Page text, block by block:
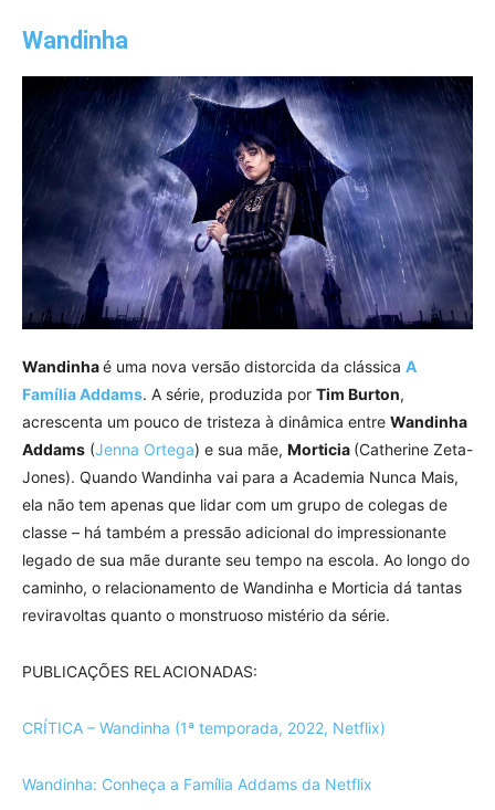
Wandinha
Wandinhaé uma nova versão distorcida da clássica A
Família Addams. A série, produzida por Tim Burton,
acrescenta um pouco de tristeza à dinâmica entre Wandinha
Addams (Jenna Ortega) e sua mãe, Morticia (Catherine Zeta-
Jones). Quando Wandinha vai para a Academia Nunca Mais,
ela não tem apenas que lidar com um grupo de colegas de
classe – há também a pressão adicional do impressionante
legado de sua mãe durante seu tempo na escola. Ao longo do
caminho, o relacionamento de Wandinha e Morticia dá tantas
reviravoltas quanto o monstruoso mistério da série.
PUBLICAÇÕES RELACIONADAS:
CRÍTICA – Wandinha (1ª temporada, 2022, Netflix)
Wandinha: Conheça a Família Addams da Netflix